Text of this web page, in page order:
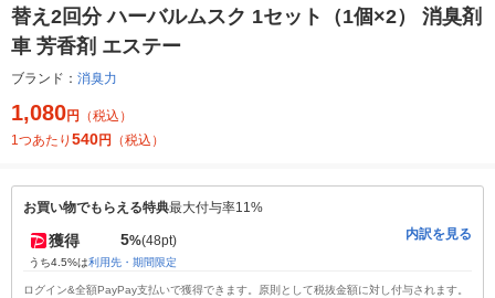
替え2回分 ハーバルムスク 1セット（1個×2） 消臭剤
車 芳香剤 エステー
ブランド： 消臭力
1,080円
（税込）
1つあたり 540円 （税込）
お買い物でもらえる特典最大付与率11%
獲得 5%(48pt)
うち4.5%は利用先・期間限定
内訳を見る
ログイン&全額PayPay支払いで獲得できます。原則として税抜金額に対し付与されます。